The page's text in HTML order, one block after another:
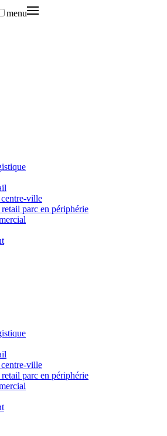
menu
ville
parc en périphérie
ville
parc en périphérie